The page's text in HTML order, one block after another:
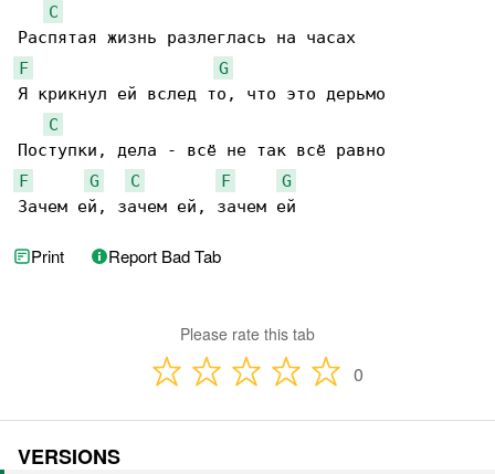
C
F
G
Я крикнул ей вслед то, что это дерьмо
C
F
G C F
G
Зачем ей, зачем ей, зачем ей
Print Report Bad Tab
Please rate this tab
0
VERSIONS